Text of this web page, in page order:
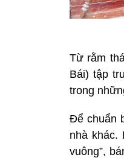
Từ rằm
Bái) tập
trong
Để chuẩn
nhà khác.
vuông”,